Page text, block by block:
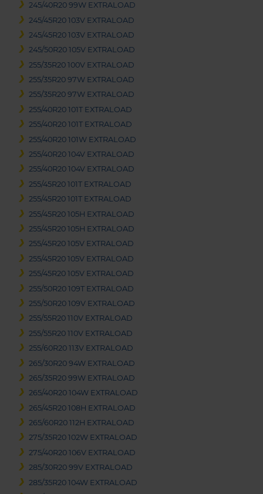
245/40R20 99W EXTRALOAD
245/45R20 103V EXTRALOAD
245/45R20 103V EXTRALOAD
245/50R20 105V EXTRALOAD
255/35R20 100V EXTRALOAD
255/35R20 97W EXTRALOAD
255/35R20 97W EXTRALOAD
255/40R20 101T EXTRALOAD
255/40R20 101T EXTRALOAD
255/40R20 101W EXTRALOAD
255/40R20 104V EXTRALOAD
255/40R20 104V EXTRALOAD
255/45R20 101T EXTRALOAD
255/45R20 101T EXTRALOAD
255/45R20 105H EXTRALOAD
255/45R20 105H EXTRALOAD
255/45R20 105V EXTRALOAD
255/45R20 105V EXTRALOAD
255/45R20 105V EXTRALOAD
255/50R20 109T EXTRALOAD
255/50R20 109V EXTRALOAD
255/55R20 110V EXTRALOAD
255/55R20 110V EXTRALOAD
255/60R20 113V EXTRALOAD
265/30R20 94W EXTRALOAD
265/35R20 99W EXTRALOAD
265/40R20 104W EXTRALOAD
265/45R20 108H EXTRALOAD
265/60R20 112H EXTRALOAD
275/35R20 102W EXTRALOAD
275/40R20 106V EXTRALOAD
285/30R20 99V EXTRALOAD
285/35R20 104W EXTRALOAD